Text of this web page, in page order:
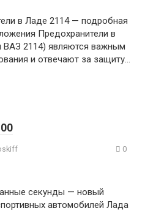
в Ладе 2114 — подробная
Предохранители в
ВАЗ 2114) являются важным
и отвечают за защиту…
0
секунды — новый
автомобилей Лада